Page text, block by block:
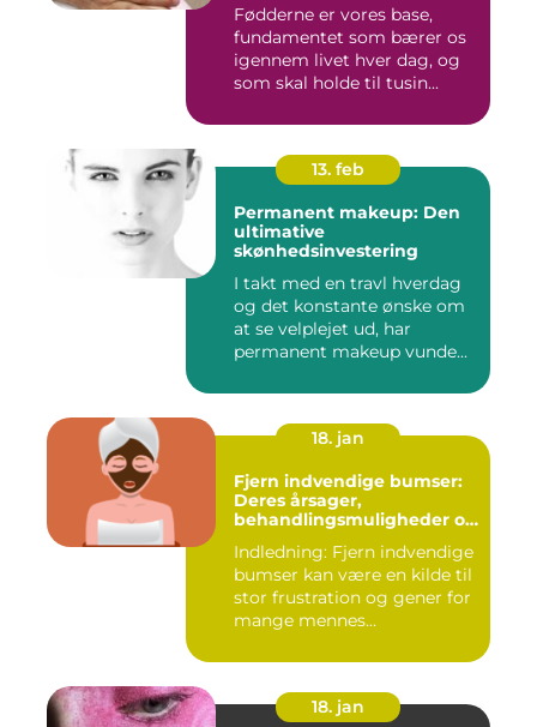
Fødderne er vores base,
fundamentet som bærer os
igennem livet hver dag, og
som skal holde til tusin...
13. feb
Permanent makeup: Den
ultimative
skønhedsinvestering
I takt med en travl hverdag
og det konstante ønske om
at se velplejet ud, har
permanent makeup vunde...
18. jan
Fjern indvendige bumser:
Deres årsager,
behandlingsmuligheder og
Indledning: Fjern indvendige
bumser kan være en kilde til
stor frustration og gener for
mange mennes...
18. jan